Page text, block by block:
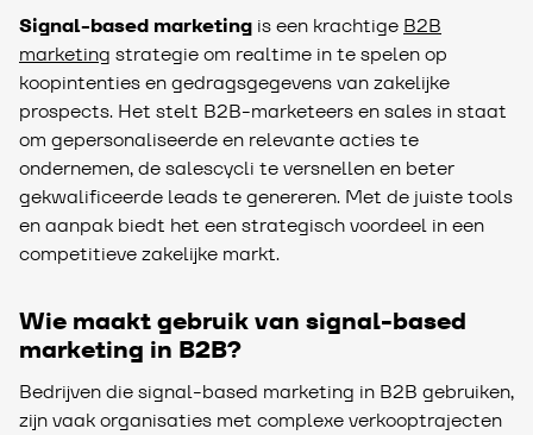
Signal-based marketing is een krachtige B2B
marketing strategie om realtime in te spelen op
koopintenties en gedragsgegevens van zakelijke
prospects. Het stelt B2B-marketeers en sales in staat
om gepersonaliseerde en relevante acties te
ondernemen, de salescycli te versnellen en beter
gekwalificeerde leads te genereren. Met de juiste tools
en aanpak biedt het een strategisch voordeel in een
competitieve zakelijke markt.
Wie maakt gebruik van signal-based
marketing in B2B?
Bedrijven die signal-based marketing in B2B gebruiken,
zijn vaak organisaties met complexe verkooptrajecten